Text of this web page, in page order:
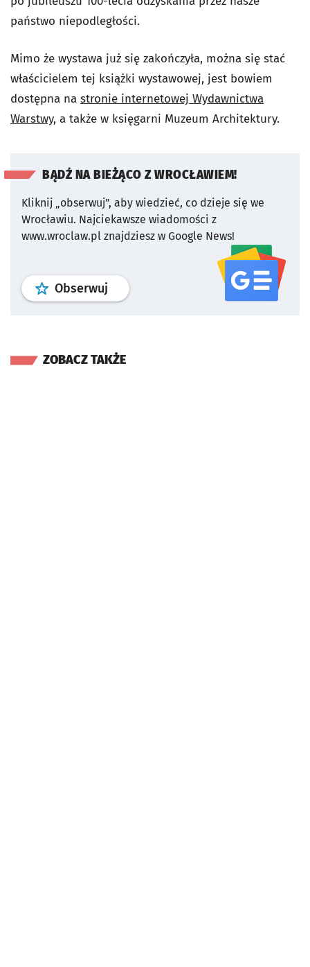
państwo niepodległości.
Mimo że wystawa już się zakończyła, można się stać
właścicielem tej książki wystawowej, jest bowiem
dostępna na stronie internetowej Wydawnictwa
Warstwy, a także w księgarni Muzeum Architektury.
BĄDŹ NA BIEŻĄCO Z WROCŁAWIEM!
Kliknij „obserwuj”, aby wiedzieć, co dzieje się we
Wrocławiu. Najciekawsze wiadomości z
www.wroclaw.pl znajdziesz w Google News!
Obserwuj profil serwisu
ZOBACZ TAKŻE